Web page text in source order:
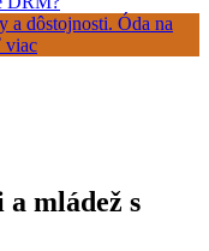
mládež s